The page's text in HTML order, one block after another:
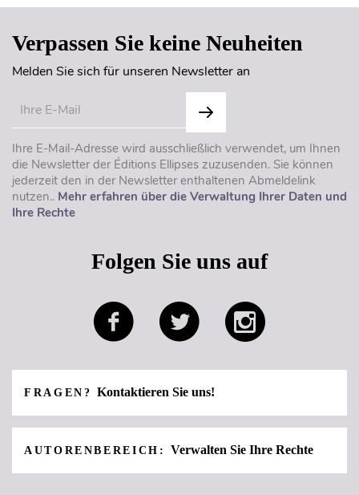
Verpassen Sie keine Neuheiten
Melden Sie sich für unseren Newsletter an
Ihre E-Mail-Adresse wird ausschließlich verwendet, um Ihnen
die Newsletter der Éditions Ellipses zuzusenden. Sie können
jederzeit den in der Newsletter enthaltenen Abmeldelink
nutzen.. Mehr erfahren über die Verwaltung Ihrer Daten und
Ihre Rechte
Folgen Sie uns auf
FRAGEN?Kontaktieren Sie uns!
AUTORENBEREICH: Verwalten Sie Ihre Rechte